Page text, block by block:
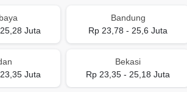
Juta
Bandung
Rp 23,78 - 25,6 Juta
Juta
Bekasi
Rp 23,35 - 25,18 Juta